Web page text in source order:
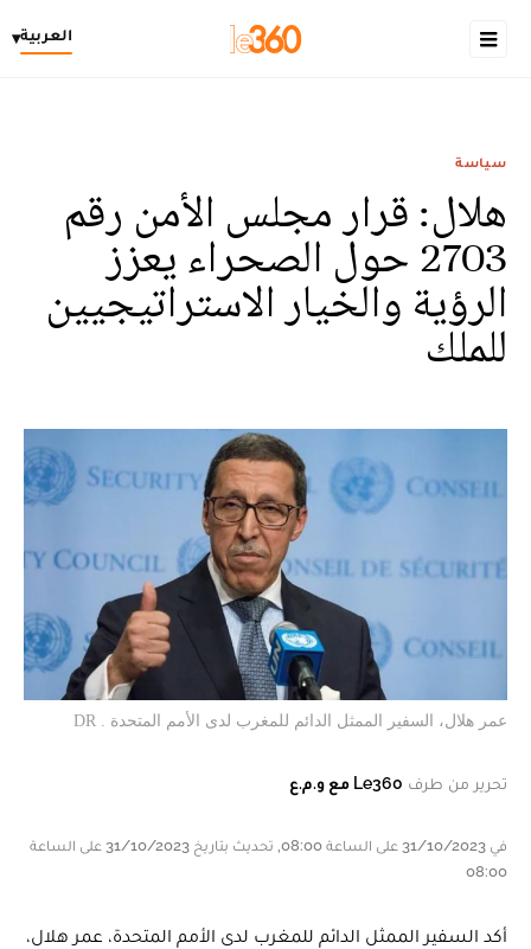
العربية▾
سياسة
هلال: قرار مجلس الأمن رقم
2703 حول الصحراء يعزز
الرؤية والخيار الاستراتيجيين
للملك
عمر هلال، السفير الممثل الدائم للمغرب لدى الأمم المتحدة . DR
تحرير من طرف Le360 مع و.م.ع
في 31/10/2023 على الساعة 08:00, تحديث بتاريخ 31/10/2023 على الساعة
08:00
أكد السفير الممثل الدائم للمغرب لدى الأمم المتحدة، عمر هلال،